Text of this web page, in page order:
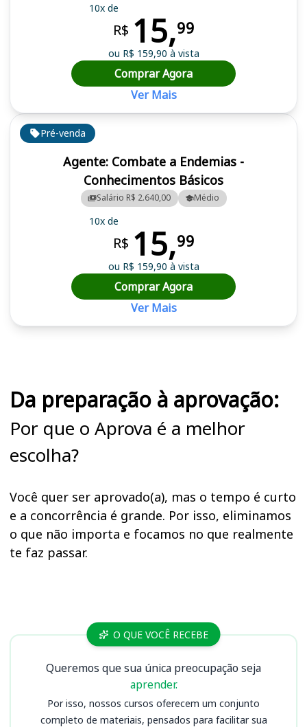
Pré-venda
Agente: Combate a Endemias -
Conhecimentos Básicos
Salário R$ 2.640,00 Médio
10x de
R$ 15,99
ou R$ 159,90 à vista
Comprar Agora
Ver Mais
10x de
R$ 15,99
ou R$ 159,90 à vista
Comprar Agora
Ver Mais
Da preparação à aprovação:
Por que o Aprova é a melhor
escolha?
Você quer ser aprovado(a), mas o tempo é curto
e a concorrência é grande. Por isso, eliminamos
o que não importa e focamos no que realmente
te faz passar.
Cursos O QUE VOCÊ RECEBE
Queremos que sua única preocupação seja
aprender.
Por isso, nossos cursos oferecem um conjunto
completo de materiais, pensados para facilitar sua